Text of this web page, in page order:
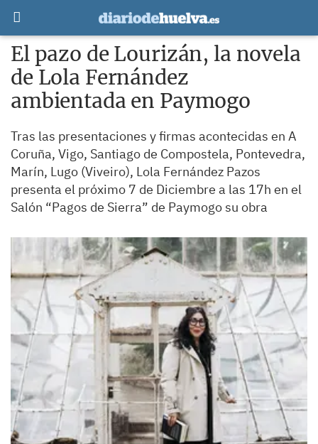
El pazo de Lourizán, la novela
de Lola Fernández
ambientada en Paymogo
Tras las presentaciones y firmas acontecidas en A
Coruña, Vigo, Santiago de Compostela, Pontevedra,
Marín, Lugo (Viveiro), Lola Fernández Pazos
presenta el próximo 7 de Diciembre a las 17h en el
Salón “Pagos de Sierra” de Paymogo su obra